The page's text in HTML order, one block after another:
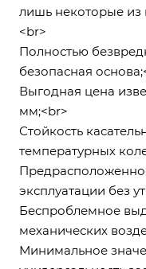
лишь некоторые из
<br>
Полностью
безопасная
Выгодная цена
мм;<br>
Стойкость
температурных
эксплуатации без
Беспроблемное
механических
Минимальное